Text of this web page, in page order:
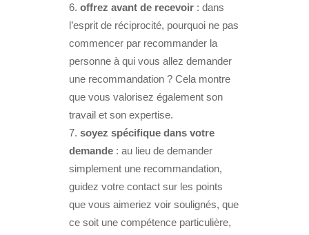
offrez avant de recevoir : dans
l’esprit de réciprocité, pourquoi ne pas
commencer par recommander la
personne à qui vous allez demander
une recommandation ? Cela montre
que vous valorisez également son
travail et son expertise.
soyez spécifique dans votre
demande : au lieu de demander
simplement une recommandation,
guidez votre contact sur les points
que vous aimeriez voir soulignés, que
ce soit une compétence particulière,